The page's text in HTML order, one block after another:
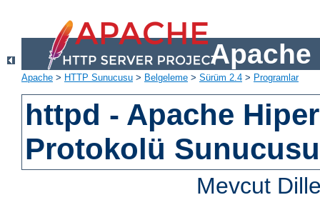
Apache
Apache > HTTP Sunucusu > Belgeleme > Sürüm 2.4 > Programlar
httpd - Apache
Protokolü Sunucusu
Mevcut